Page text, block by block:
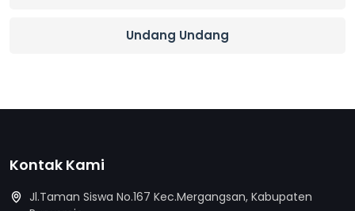
Undang Undang
Kontak Kami
Jl.Taman Siswa No.167 Kec.Mergangsan, Kabupaten